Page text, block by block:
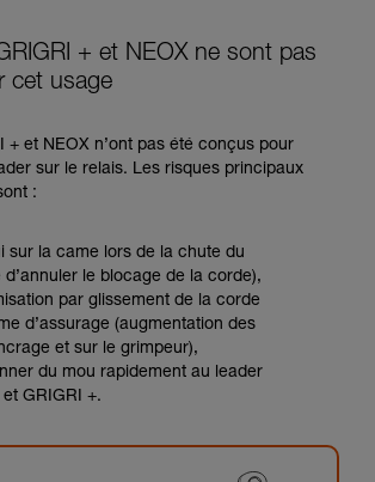
+ et NEOX ne sont pas
cet usage
+ et NEOX n’ont pas été conçus pour
sur le relais. Les risques principaux
:
sur la came lors de la chute du
d’annuler le blocage de la corde),
par glissement de la corde
d’assurage (augmentation des
et sur le grimpeur),
du mou rapidement au leader
GRIGRI +.